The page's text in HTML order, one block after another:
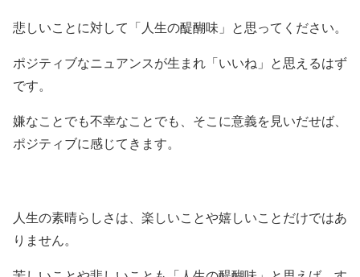
悲しいことに対して「人生の醍醐味」と思ってください。
ポジティブなニュアンスが生まれ「いいね」と思えるはず
です。
嫌なことでも不幸なことでも、そこに意義を見いだせば、
ポジティブに感じてきます。
人生の素晴らしさは、楽しいことや嬉しいことだけではあ
りません。